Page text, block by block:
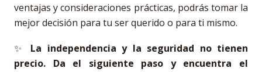
ventajas y consideraciones prácticas, podrás tomar la
mejor decisión para tu ser querido o para ti mismo.
✨ La independencia y la seguridad no tienen
precio. Da el siguiente paso y encuentra el